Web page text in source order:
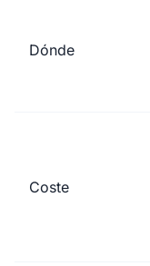
Dónde
Coste